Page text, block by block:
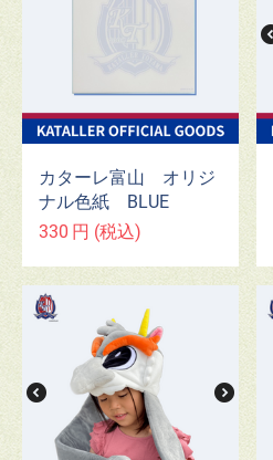
カターレ富山 オリジ
ナル色紙 BLUE
330 円 (税込)